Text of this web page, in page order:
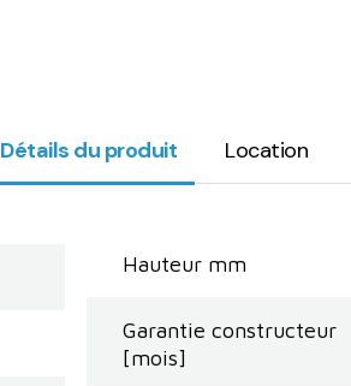
Détails du produit Location
Hauteur mm
Garantie constructeur
[mois]